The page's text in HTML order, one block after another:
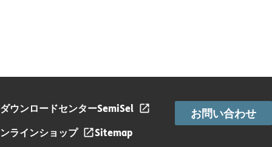
ダウンロードセンターSemiSel
ンラインショップ
Sitemap
お問い合わせ